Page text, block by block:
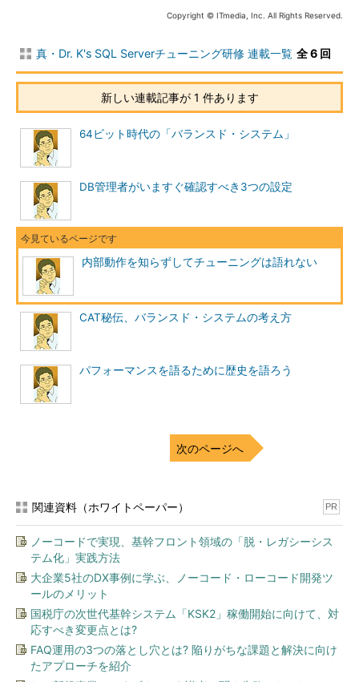
ットアイソレーション（RCSI）を利用するなど、アプリケーシ
今回はストレージエンジンの内部動作に起因する、SQL
Serverの「ラッチ」をチェックしていきましょう。
ラッチのチェックポイント
Copyright © ITmedia, Inc. All Rights Reserved.
真・Dr. K's SQL Serverチューニング研修 連載一覧 全 6 回
新しい連載記事が 1 件あります
64ビット時代の「バランスド・システム」
DB管理者がいますぐ確認すべき3つの設定
内部動作を知らずしてチューニングは語れない
CAT秘伝、バランスド・システムの考え方
パフォーマンスを語るために歴史を語ろう
次のページへ
関連資料（ホワイトペーパー） PR
ノーコードで実現、基幹フロント領域の「脱・レガシーシス
テム化」実践方法
大企業5社のDX事例に学ぶ、ノーコード・ローコード開発ツ
ールのメリット
国税庁の次世代基幹システム「KSK2」稼働開始に向けて、対
応すべき変更点とは?
FAQ運用の3つの落とし穴とは? 陥りがちな課題と解決に向け
たアプローチを紹介